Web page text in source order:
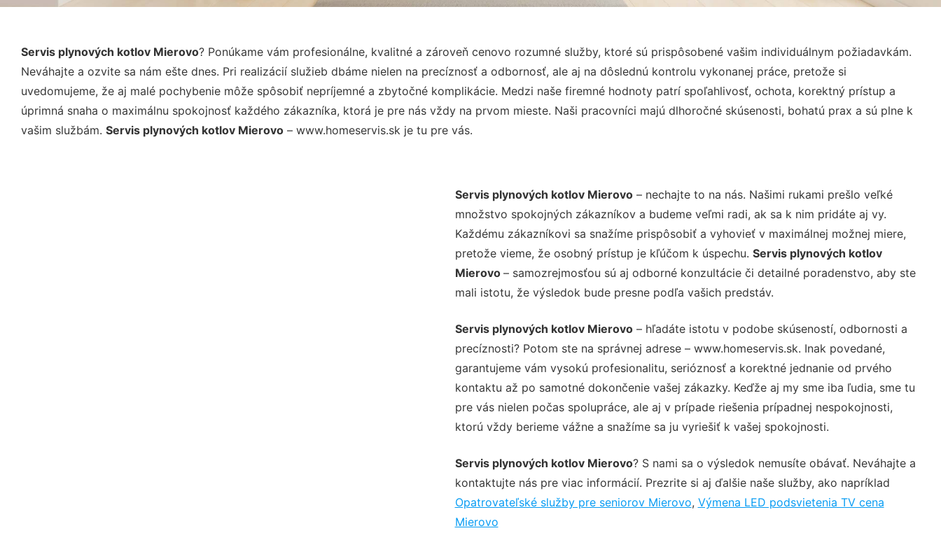
Servis plynových kotlov Mierovo? Ponúkame vám profesionálne, kvalitné a zároveň cenovo rozumné služby, ktoré sú prispôsobené vašim individuálnym požiadavkám.
Neváhajte a ozvite sa nám ešte dnes. Pri realizácií služieb dbáme nielen na precíznosť a odbornosť, ale aj na dôslednú kontrolu vykonanej práce, pretože si
uvedomujeme, že aj malé pochybenie môže spôsobiť nepríjemné a zbytočné komplikácie. Medzi naše firemné hodnoty patrí spoľahlivosť, ochota, korektný prístup a
úprimná snaha o maximálnu spokojnosť každého zákazníka, ktorá je pre nás vždy na prvom mieste. Naši pracovníci majú dlhoročné skúsenosti, bohatú prax a sú plne k
vašim službám. Servis plynových kotlov Mierovo – www.homeservis.sk je tu pre vás.
Servis plynových kotlov Mierovo– nechajte to na nás. Našimi rukami prešlo veľké
množstvo spokojných zákazníkov a budeme veľmi radi, ak sa k nim pridáte aj vy.
Každému zákazníkovi sa snažíme prispôsobiť a vyhovieť v maximálnej možnej miere,
pretože vieme, že osobný prístup je kľúčom k úspechu. Servis plynových kotlov
Mierovo – samozrejmosťou sú aj odborné konzultácie či detailné poradenstvo, aby ste
mali istotu, že výsledok bude presne podľa vašich predstáv.
Servis plynových kotlov Mierovo– hľadáte istotu v podobe skúseností, odbornosti a
precíznosti? Potom ste na správnej adrese – www.homeservis.sk. Inak povedané,
garantujeme vám vysokú profesionalitu, serióznosť a korektné jednanie od prvého
kontaktu až po samotné dokončenie vašej zákazky. Keďže aj my sme iba ľudia, sme tu
pre vás nielen počas spolupráce, ale aj v prípade riešenia prípadnej nespokojnosti,
ktorú vždy berieme vážne a snažíme sa ju vyriešiť k vašej spokojnosti.
Servis plynových kotlov Mierovo? S nami sa o výsledok nemusíte obávať. Neváhajte a
kontaktujte nás pre viac informácií. Prezrite si aj ďalšie naše služby, ako napríklad
Opatrovateľské služby pre seniorov Mierovo, Výmena LED podsvietenia TV cena
Mierovo